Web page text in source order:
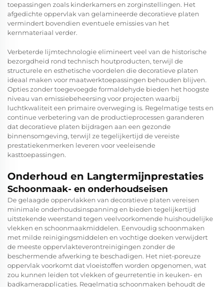
toepassingen zoals kinderkamers en zorginstellingen. Het
afgedichte oppervlak van gelamineerde decoratieve platen
vermindert bovendien eventuele emissies van het
kernmateriaal verder.
Verbeterde lijmtechnologie elimineert veel van de historische
bezorgdheid rond technisch houtproducten, terwijl de
structurele en esthetische voordelen die decoratieve platen
ideaal maken voor maatwerktoepassingen behouden blijven.
Opties zonder toegevoegde formaldehyde bieden het hoogste
niveau van emissiebeheersing voor projecten waarbij
luchtkwaliteit een primaire overweging is. Regelmatige tests en
continue verbetering van de productieprocessen garanderen
dat decoratieve platen bijdragen aan een gezonde
binnensomgeving, terwijl ze tegelijkertijd de vereiste
prestatiekenmerken leveren voor veeleisende
kasttoepassingen.
Onderhoud en Langtermijnprestaties
Schoonmaak- en onderhoudseisen
De gelaagde oppervlakken van decoratieve platen vereisen
minimale onderhoudsinspanning en bieden tegelijkertijd
uitstekende weerstand tegen veelvoorkomende huishoudelijke
vlekken en schoonmaakmiddelen. Eenvoudig schoonmaken
met milde reinigingsmiddelen en vochtige doeken verwijdert
de meeste oppervlakteverontreinigingen zonder de
beschermende afwerking te beschadigen. Het niet-poreuze
oppervlak voorkomt dat vloeistoffen worden opgenomen, wat
zou kunnen leiden tot vlekken of geurretentie in keuken- en
badkamerapplicaties. Regelmatig schoonmaken behoudt de